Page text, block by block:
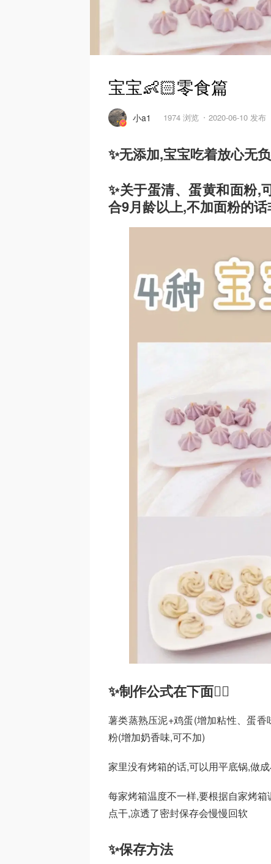
宝宝👶🏻零食篇
小a1 1974 浏览 2020-06-10 发布
✨无添加,宝宝吃着放心无
✨关于蛋清、蛋黄和面粉,
合9月龄以上,不加面粉的
✨制作公式在下面👇🏻
薯类蒸熟压泥+鸡蛋(增加粘性、蛋
粉(增加奶香味,可不加)
家里没有烤箱的话,可以用平底锅,做
每家烤箱温度不一样,要根据自家烤
点干,凉透了密封保存会慢慢回软
✨保存方法